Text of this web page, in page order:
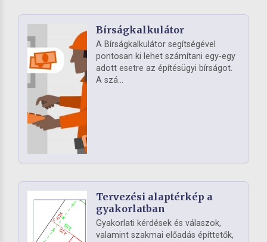
Bírságkalkulátor
A Bírságkalkulátor segítségével
pontosan ki lehet számítani egy-egy
adott esetre az építésügyi bírságot.
A szá...
Tervezési alaptérkép a
gyakorlatban
Gyakorlati kérdések és válaszok,
valamint szakmai előadás építtetők,